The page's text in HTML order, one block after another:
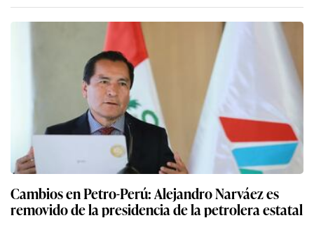
Cambios en Petro-Perú: Alejandro Narváez es
removido de la presidencia de la petrolera estatal